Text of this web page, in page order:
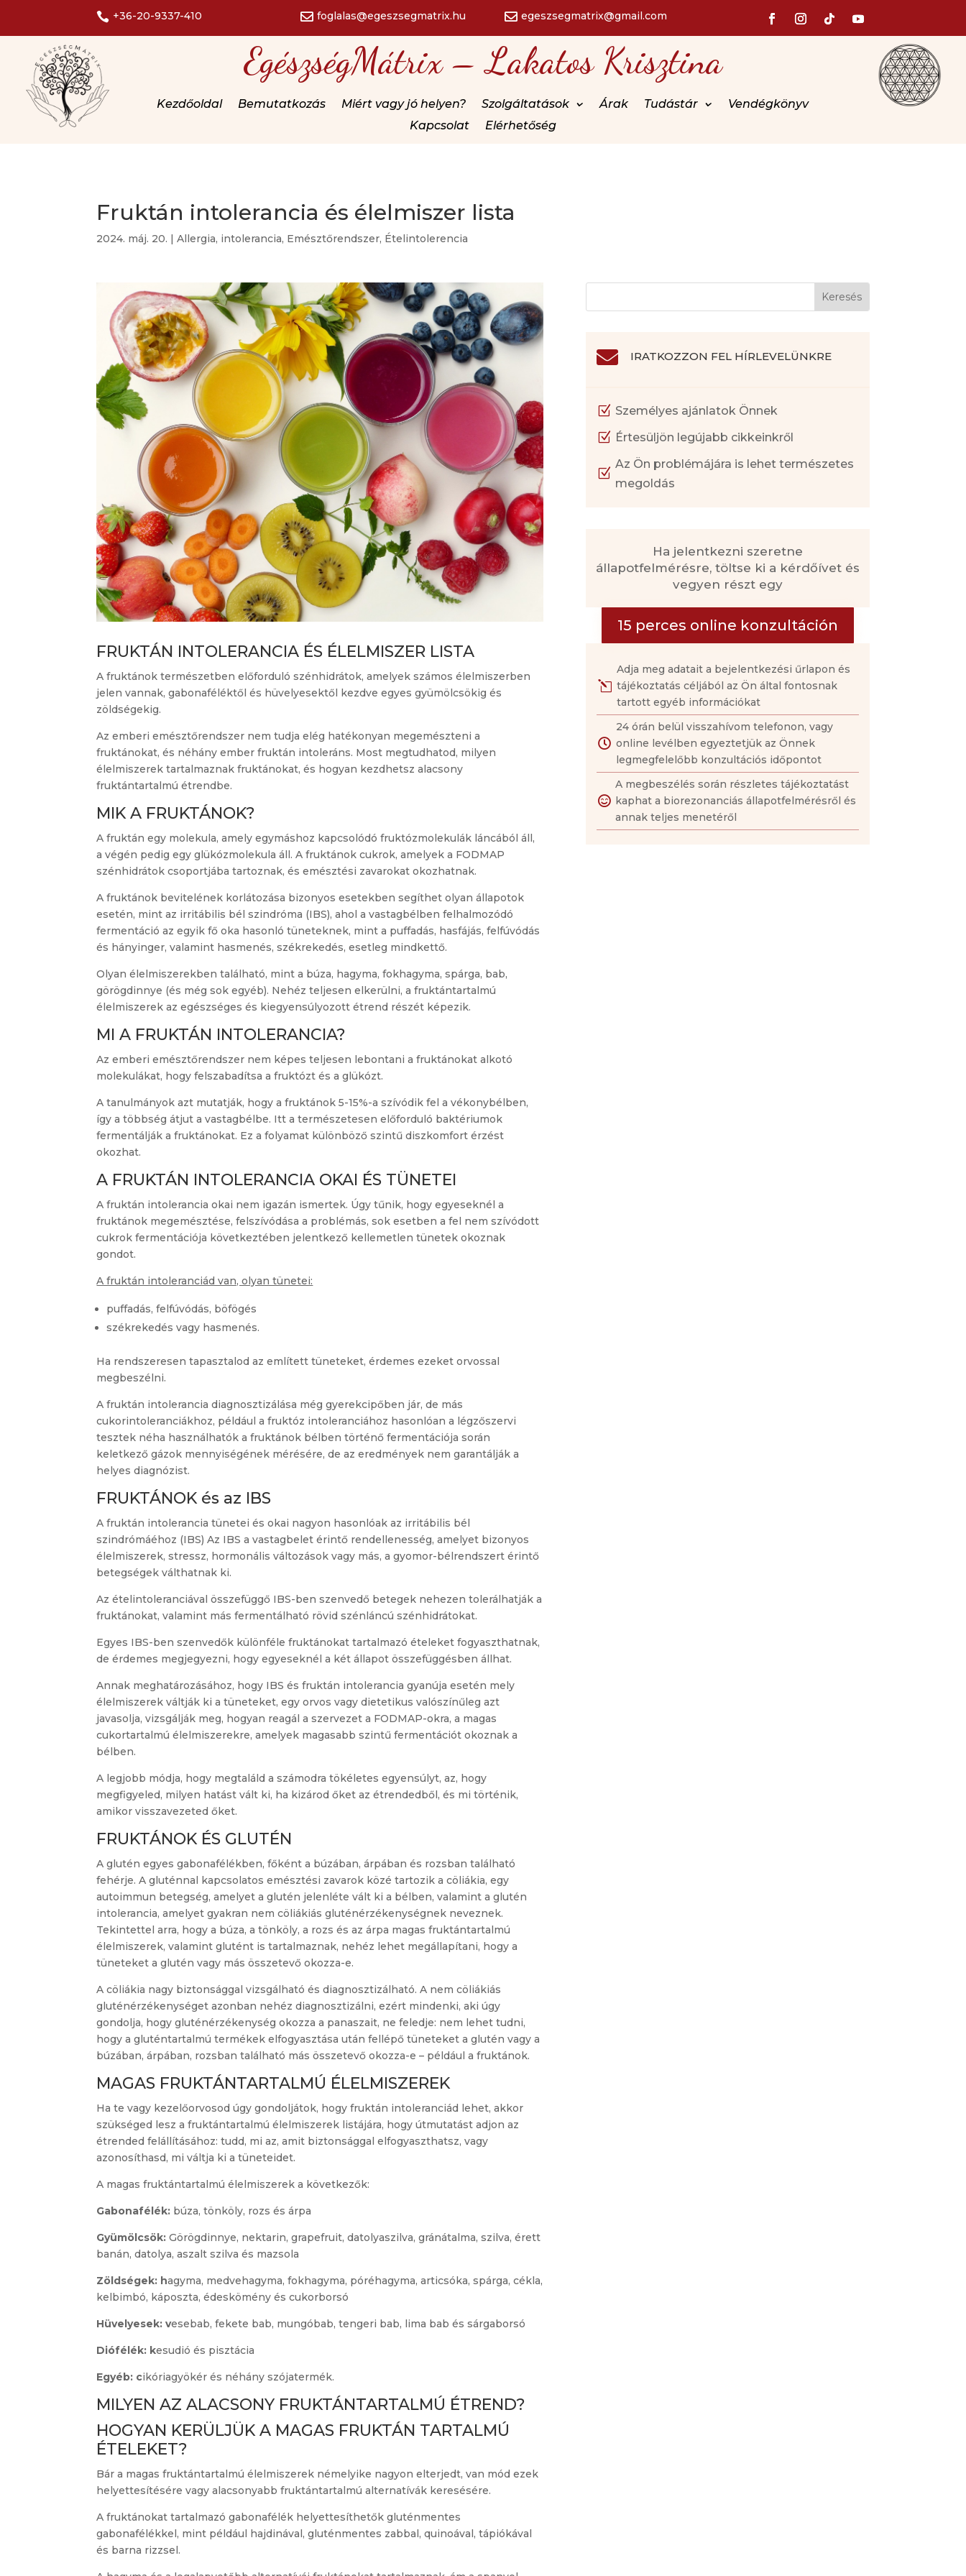
 +36-20-9337-410  foglalas@egeszsegmatrix.hu  egeszsegmatrix@gmail.com
EgészségMátrix – Lakatos Krisztina
Kezdőoldal Bemutatkozás Miért vagy jó helyen? Szolgáltatások Árak Tudástár
Vendégkönyv
Kapcsolat
Elérhetőség
Fruktán intolerancia és élelmiszer lista
2024. máj. 20. |Allergia, intolerancia, Emésztőrendszer, Ételintolerencia
FRUKTÁN INTOLERANCIA ÉS ÉLELMISZER LISTA
A fruktánok természetben előforduló szénhidrátok, amelyek számos élelmiszerben
jelen vannak, gabonaféléktől és hüvelyesektől kezdve egyes gyümölcsökig és
zöldségekig.
Az emberi emésztőrendszer nem tudja elég hatékonyan megemészteni a
fruktánokat, és néhány ember fruktán intoleráns. Most megtudhatod, milyen
élelmiszerek tartalmaznak fruktánokat, és hogyan kezdhetsz alacsony
fruktántartalmú étrendbe.
MIK A FRUKTÁNOK?
A fruktán egy molekula, amely egymáshoz kapcsolódó fruktózmolekulák láncából áll,
a végén pedig egy glükózmolekula áll. A fruktánok cukrok, amelyek a FODMAP
szénhidrátok csoportjába tartoznak, és emésztési zavarokat okozhatnak.
A fruktánok bevitelének korlátozása bizonyos esetekben segíthet olyan állapotok
esetén, mint az irritábilis bél szindróma (IBS), ahol a vastagbélben felhalmozódó
fermentáció az egyik fő oka hasonló tüneteknek, mint a puffadás, hasfájás, felfúvódás
és hányinger, valamint hasmenés, székrekedés, esetleg mindkettő.
Olyan élelmiszerekben található, mint a búza, hagyma, fokhagyma, spárga, bab,
görögdinnye (és még sok egyéb). Nehéz teljesen elkerülni, a fruktántartalmú
élelmiszerek az egészséges és kiegyensúlyozott étrend részét képezik.
MI A FRUKTÁN INTOLERANCIA?
Az emberi emésztőrendszer nem képes teljesen lebontani a fruktánokat alkotó
molekulákat, hogy felszabadítsa a fruktózt és a glükózt.
A tanulmányok azt mutatják, hogy a fruktánok 5-15%-a szívódik fel a vékonybélben,
így a többség átjut a vastagbélbe. Itt a természetesen előforduló baktériumok
fermentálják a fruktánokat. Ez a folyamat különböző szintű diszkomfort érzést
okozhat.
A FRUKTÁN INTOLERANCIA OKAI ÉS TÜNETEI
A fruktán intolerancia okai nem igazán ismertek. Úgy tűnik, hogy egyeseknél a
fruktánok megemésztése, felszívódása a problémás, sok esetben a fel nem szívódott
cukrok fermentációja következtében jelentkező kellemetlen tünetek okoznak
gondot.
A fruktán intoleranciád van, olyan tünetei:
puffadás, felfúvódás, böfögés
székrekedés vagy hasmenés.
Ha rendszeresen tapasztalod az említett tüneteket, érdemes ezeket orvossal
megbeszélni.
A fruktán intolerancia diagnosztizálása még gyerekcipőben jár, de más
cukorintoleranciákhoz, például a fruktóz intoleranciához hasonlóan a légzőszervi
tesztek néha használhatók a fruktánok bélben történő fermentációja során
keletkező gázok mennyiségének mérésére, de az eredmények nem garantálják a
helyes diagnózist.
FRUKTÁNOK és az IBS
A fruktán intolerancia tünetei és okai nagyon hasonlóak az irritábilis bél
szindrómáéhoz (IBS) Az IBS a vastagbelet érintő rendellenesség, amelyet bizonyos
élelmiszerek, stressz, hormonális változások vagy más, a gyomor-bélrendszert érintő
betegségek válthatnak ki.
Az ételintoleranciával összefüggő IBS-ben szenvedő betegek nehezen tolerálhatják a
fruktánokat, valamint más fermentálható rövid szénláncú szénhidrátokat.
Egyes IBS-ben szenvedők különféle fruktánokat tartalmazó ételeket fogyaszthatnak,
de érdemes megjegyezni, hogy egyeseknél a két állapot összefüggésben állhat.
Annak meghatározásához, hogy IBS és fruktán intolerancia gyanúja esetén mely
élelmiszerek váltják ki a tüneteket, egy orvos vagy dietetikus valószínűleg azt
javasolja, vizsgálják meg, hogyan reagál a szervezet a FODMAP-okra, a magas
cukortartalmú élelmiszerekre, amelyek magasabb szintű fermentációt okoznak a
bélben.
A legjobb módja, hogy megtaláld a számodra tökéletes egyensúlyt, az, hogy
megfigyeled, milyen hatást vált ki, ha kizárod őket az étrendedből, és mi történik,
amikor visszavezeted őket.
FRUKTÁNOK ÉS GLUTÉN
A glutén egyes gabonafélékben, főként a búzában, árpában és rozsban található
fehérje. A gluténnal kapcsolatos emésztési zavarok közé tartozik a cöliákia, egy
autoimmun betegség, amelyet a glutén jelenléte vált ki a bélben, valamint a glutén
intolerancia, amelyet gyakran nem cöliákiás gluténérzékenységnek neveznek.
Tekintettel arra, hogy a búza, a tönköly, a rozs és az árpa magas fruktántartalmú
élelmiszerek, valamint glutént is tartalmaznak, nehéz lehet megállapítani, hogy a
tüneteket a glutén vagy más összetevő okozza-e.
A cöliákia nagy biztonsággal vizsgálható és diagnosztizálható. A nem cöliákiás
gluténérzékenységet azonban nehéz diagnosztizálni, ezért mindenki, aki úgy
gondolja, hogy gluténérzékenység okozza a panaszait, ne feledje: nem lehet tudni,
hogy a gluténtartalmú termékek elfogyasztása után fellépő tüneteket a glutén vagy a
búzában, árpában, rozsban található más összetevő okozza-e – például a fruktánok.
MAGAS FRUKTÁNTARTALMÚ ÉLELMISZEREK
Ha te vagy kezelőorvosod úgy gondoljátok, hogy fruktán intoleranciád lehet, akkor
szükséged lesz a fruktántartalmú élelmiszerek listájára, hogy útmutatást adjon az
étrended felállításához: tudd, mi az, amit biztonsággal elfogyaszthatsz, vagy
azonosíthasd, mi váltja ki a tüneteidet.
A magas fruktántartalmú élelmiszerek a következők:
Gabonafélék: búza, tönköly, rozs és árpa
Gyümölcsök:Görögdinnye, nektarin, grapefruit, datolyaszilva, gránátalma, szilva, érett
banán, datolya, aszalt szilva és mazsola
Zöldségek: hagyma, medvehagyma, fokhagyma, póréhagyma, articsóka, spárga, cékla,
kelbimbó, káposzta, édeskömény és cukorborsó
Hüvelyesek: vesebab, fekete bab, mungóbab, tengeri bab, lima bab és sárgaborsó
Diófélék: kesudió és pisztácia
Egyéb: cikóriagyökér és néhány szójatermék.
MILYEN AZ ALACSONY FRUKTÁNTARTALMÚ ÉTREND?
HOGYAN KERÜLJÜK A MAGAS FRUKTÁN TARTALMÚ
ÉTELEKET?
Bár a magas fruktántartalmú élelmiszerek némelyike ​​nagyon elterjedt, van mód ezek
helyettesítésére vagy alacsonyabb fruktántartalmú alternatívák keresésére.
A fruktánokat tartalmazó gabonafélék helyettesíthetők gluténmentes
gabonafélékkel, mint például hajdinával, gluténmentes zabbal, quinoával, tápiókával
és barna rizzsel.
 IRATKOZZON FEL HÍRLEVELÜNKRE
Z Személyes ajánlatok Önnek
Z Értesüljön legújabb cikkeinkről
Z
Az Ön problémájára is lehet természetes
megoldás
Ha jelentkezni szeretne
állapotfelmérésre, töltse ki a kérdőívet és
vegyen részt egy
15 perces online konzultáción
l
Adja meg adatait a bejelentkezési űrlapon és
tájékoztatás céljából az Ön által fontosnak
tartott egyéb információkat

24 órán belül visszahívom telefonon, vagy
online levélben egyeztetjük az Önnek
legmegfelelőbb konzultációs időpontot

A megbeszélés során részletes tájékoztatást
kaphat a biorezonanciás állapotfelmérésről és
annak teljes menetéről